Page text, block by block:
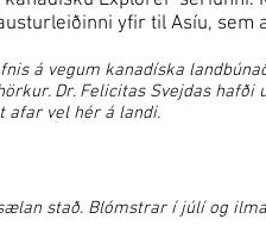
yfir til Asíu,
á vegum kanadíska
Dr. Felicitas Svejdas
afar vel hér á landi.
stað. Blómstrar í júlí og